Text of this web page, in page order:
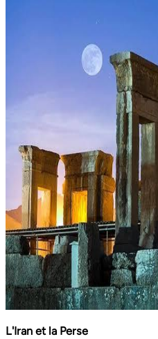
L'Iran et la Perse